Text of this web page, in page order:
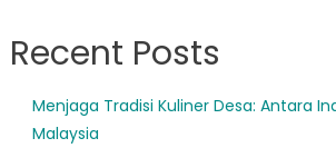
Recent Posts
Menjaga Tradisi Kuliner Desa: Antara
Malaysia